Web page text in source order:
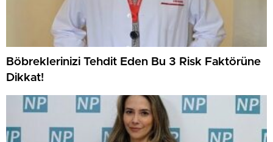
Böbreklerinizi Tehdit Eden Bu 3 Risk Faktörüne
Dikkat!